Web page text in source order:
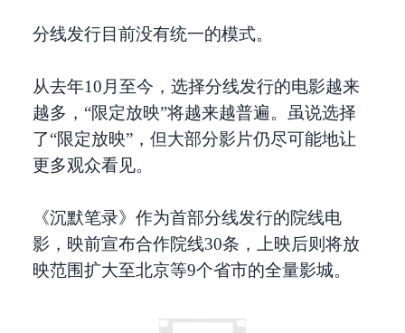
分线发行目前没有统一的模式。
从去年10月至今，选择分线发行的电影越来
越多，“限定放映”将越来越普遍。虽说选择
了“限定放映”，但大部分影片仍尽可能地让
更多观众看见。
《沉默笔录》作为首部分线发行的院线电
影，映前宣布合作院线30条，上映后则将放
映范围扩大至北京等9个省市的全量影城。